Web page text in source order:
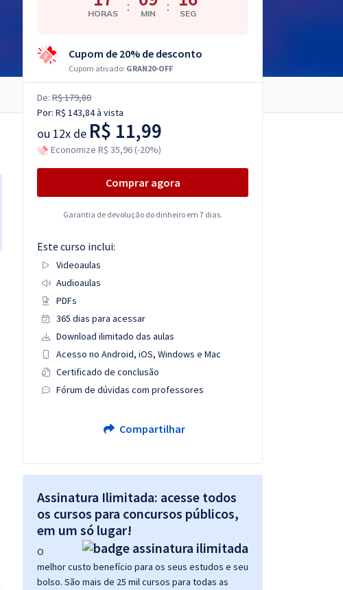
HORAS : MIN : SEG
Cupom de 20% de desconto
Cupom ativado: GRAN20-OFF
De: R$ 179,80
Por: R$ 143,84à vista
ou 12x de R$ 11,99
Economize R$ 35,96 (-20%)
Comprar agora
Garantia de devolução do dinheiro em 7 dias.
Este curso inclui:
Videoaulas
Audioaulas
PDFs
365 dias para acessar
Download ilimitado das aulas
Acesso no Android, iOS, Windows e Mac
Certificado de conclusão
Fórum de dúvidas com professores
Compartilhar
Assinatura Ilimitada: acesse todos
os cursos para concursos públicos,
em um só lugar!
O
melhor custo benefício para os seus estudos e seu
bolso. São mais de 25 mil cursos para todas as